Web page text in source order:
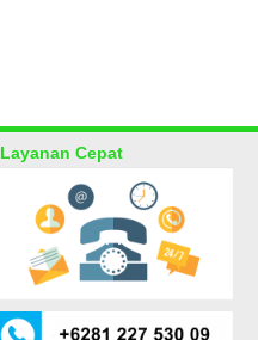
Layanan Cepat